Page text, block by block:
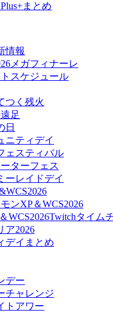
まとめ
情報
メガフィナーレ
スケジュール
つく残火
足
日
ニティデイ
ェスティバル
ターフェス
ーレイドデイ
ンXP＆WCS2026
WCS2026Twitchタイム
ア2026
デイまとめ
デー
チャレンジ
トアワー